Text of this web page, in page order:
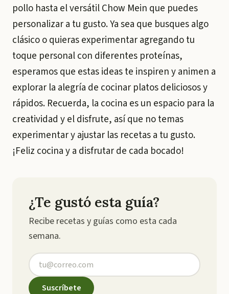
pollo hasta el versátil Chow Mein que puedes
personalizar a tu gusto. Ya sea que busques algo
clásico o quieras experimentar agregando tu
toque personal con diferentes proteínas,
esperamos que estas ideas te inspiren y animen a
explorar la alegría de cocinar platos deliciosos y
rápidos. Recuerda, la cocina es un espacio para la
creatividad y el disfrute, así que no temas
experimentar y ajustar las recetas a tu gusto.
¡Feliz cocina y a disfrutar de cada bocado!
¿Te gustó esta guía?
Recibe recetas y guías como esta cada
semana.
Suscríbete